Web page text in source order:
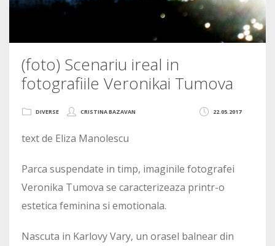
(foto) Scenariu ireal in
fotografiile Veronikai Tumova
22.05.2017
DIVERSE CRISTINA BAZAVAN
text de Eliza Manolescu
Parca suspendate in timp, imaginile fotografei
Veronika Tumova se caracterizeaza printr-o
estetica feminina si emotionala.
Nascuta in Karlovy Vary, un orasel balnear din